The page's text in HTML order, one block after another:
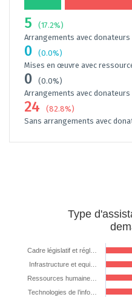
5
(17.2%)
Arrangements avec donateurs
0
(0.0%)
Mises en œuvre avec
0
(0.0%)
Arrangements avec donateurs
24
(82.8%)
Sans arrangements avec
demandée
Bar chart with 8 bars.
The chart has 1 X axis
The chart has 1 Y axis
Type
Cadre législatif et régl…
Infrastructure et equi…
Ressources humaine…
Technologies de l’info…